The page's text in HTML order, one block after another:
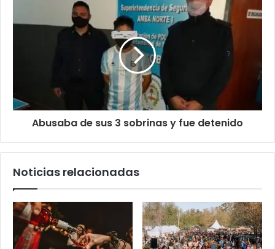
Abusaba de sus 3 sobrinas y fue detenido
Noticias relacionadas